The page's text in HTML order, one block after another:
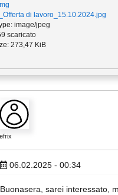
di lavoro_15.10.2024.jpg
image/jpeg
scaricato
273,47 KiB
efrix
06.02.2025 - 00:34
Buonasera, sarei interessato,